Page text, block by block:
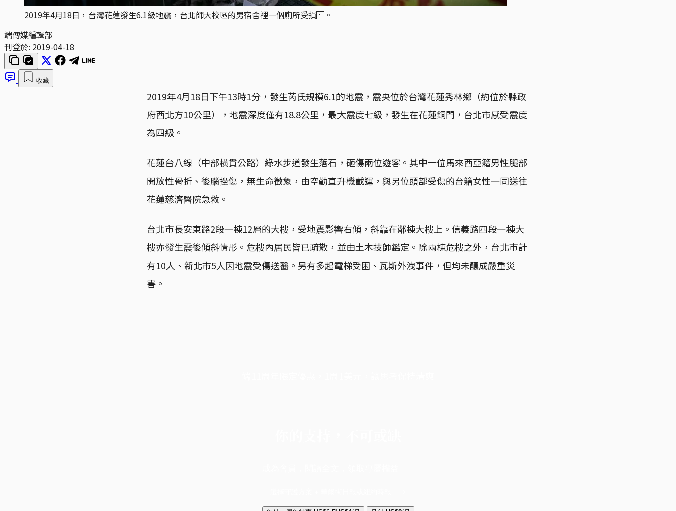
2019年4月18日，台灣花蓮發生6.1級地震，台北師大校區的男宿舍𥚃一個廁所受損。
端傳媒編輯部
刊登於: 2019-04-18
收藏
2019年4月18日下午13時1分，發生芮氏規模6.1的地震，震央位於台灣花蓮秀林鄉（約位於縣政
府西北方10公里），地震深度僅有18.8公里，最大震度七級，發生在花蓮銅門，台北市感受震度
為四級。
花蓮台八線（中部橫貫公路）綠水步道發生落石，砸傷兩位遊客。其中一位馬來西亞籍男性腿部
開放性骨折、後腦挫傷，無生命徵象，由空勤直升機載運，與另位頭部受傷的台籍女性一同送往
花蓮慈濟醫院急救。
台北市長安東路2段一棟12層的大樓，受地震影響右傾，斜靠在鄰棟大樓上。信義路四段一棟大
樓亦發生震後傾斜情形。危樓內居民皆已疏散，並由土木技師鑑定。除兩棟危樓之外，台北市計
有10人、新北市5人因地震受傷送醫。另有多起電梯受困、瓦斯外洩事件，但均未釀成嚴重災
害。